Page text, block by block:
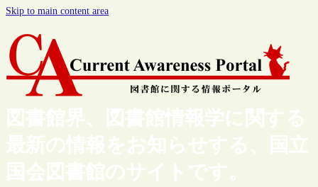
Skip to main content area
図書館界、図書館情報学に関する
最新の情報をお知らせする、国立
国会図書館のサイトです。